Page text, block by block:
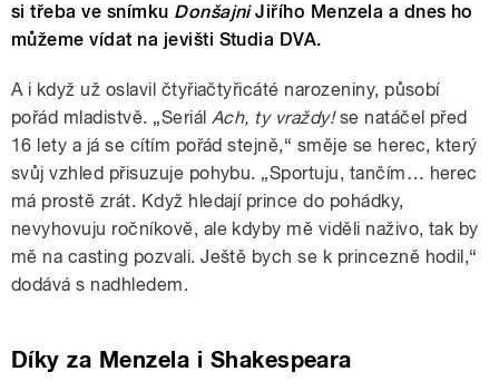
si třeba ve snímku DonšajniJiřího Menzela a dnes ho
můžeme vídat na jevišti Studia DVA.
A i když už oslavil čtyřiačtyřicáté narozeniny, působí
pořád mladistvě. „Seriál Ach, ty vraždy!se natáčel před
16 lety a já se cítím pořád stejně,“ směje se herec, který
svůj vzhled přisuzuje pohybu. „Sportuju, tančím… herec
má prostě zrát. Když hledají prince do pohádky,
nevyhovuju ročníkově, ale kdyby mě viděli naživo, tak by
mě na casting pozvali. Ještě bych se k princezně hodil,“
dodává s nadhledem.
Díky za Menzela i Shakespeara